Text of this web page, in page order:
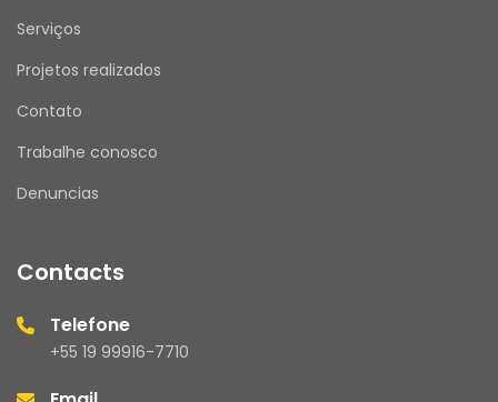
Serviços
Projetos realizados
Contato
Trabalhe conosco
Denuncias
Contacts
Telefone
+55 19 99916-7710